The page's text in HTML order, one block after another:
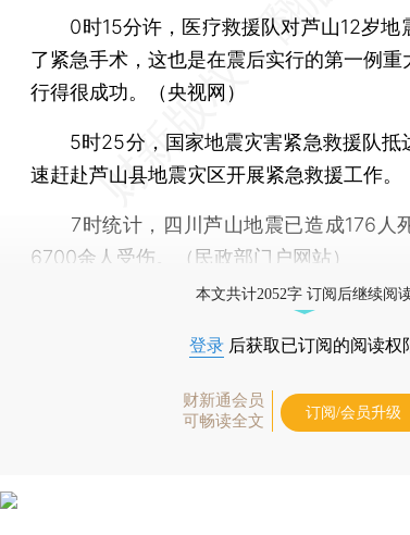
0时15分许，医疗救援队对芦山12岁地
了紧急手术，这也是在震后实行的第一例
行得很成功。（央视网）
5时25分，国家地震灾害紧急救援队抵
速赶赴芦山县地震灾区开展紧急救援工作。
7时统计，四川芦山地震已造成176人
6700余人受伤。（民政部门户网站）
本文共计2052字 订阅后继续阅
登录 后获取已订阅的阅读权
财新通会员
可畅读全文
订阅/会员升级